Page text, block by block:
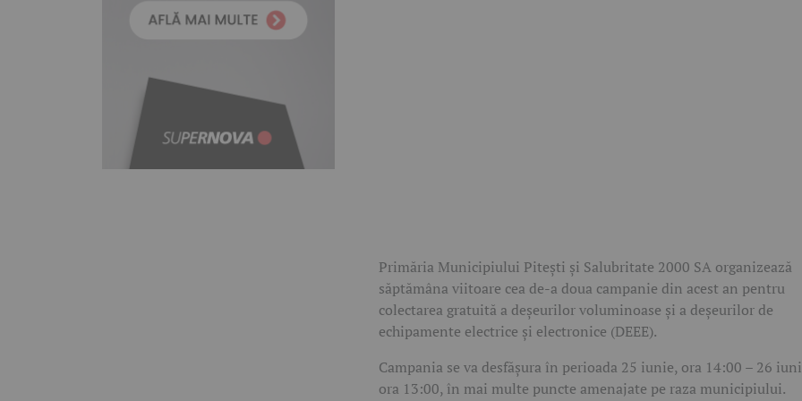
Primăria Municipiului Pitești și Salubritate 2000 SA organizează
săptămâna viitoare cea de-a doua campanie din acest an pentru
colectarea gratuită a deșeurilor voluminoase și a deșeurilor de
echipamente electrice și electronice (DEEE).
Campania se va desfășura în perioada 25 iunie, ora 14:00 – 26
ora 13:00, în mai multe puncte amenajate pe raza municipiului.